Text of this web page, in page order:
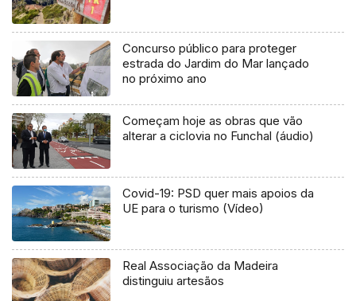
Concurso público para proteger
estrada do Jardim do Mar lançado
no próximo ano
Começam hoje as obras que vão
alterar a ciclovia no Funchal (áudio)
Covid-19: PSD quer mais apoios da
UE para o turismo (Vídeo)
Real Associação da Madeira
distinguiu artesãos